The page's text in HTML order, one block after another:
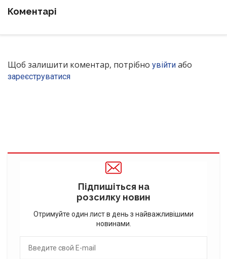
Коментарі
Щоб залишити коментар, потрібно увійти або
зареєструватися
Підпишіться на
розсилку новин
Отримуйте один лист в день з найважливішими
новинами.